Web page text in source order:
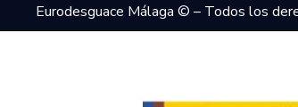
Eurodesguace Málaga © – Todos los